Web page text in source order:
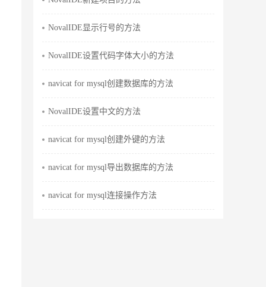
NovalIDE显示行号的方法
NovalIDE设置代码字体大小的方法
navicat for mysql创建数据库的方法
NovalIDE设置中文的方法
navicat for mysql创建外键的方法
navicat for mysql导出数据库的方法
navicat for mysql连接操作方法